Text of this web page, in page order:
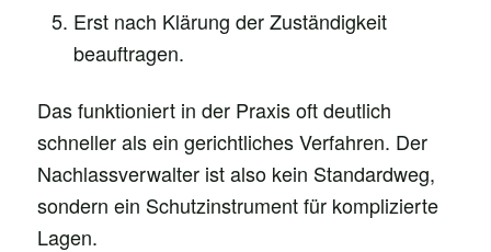
Erst nach Klärung der Zuständigkeit
beauftragen.
Das funktioniert in der Praxis oft deutlich
schneller als ein gerichtliches Verfahren. Der
Nachlassverwalter ist also kein Standardweg,
sondern ein Schutzinstrument für komplizierte
Lagen.